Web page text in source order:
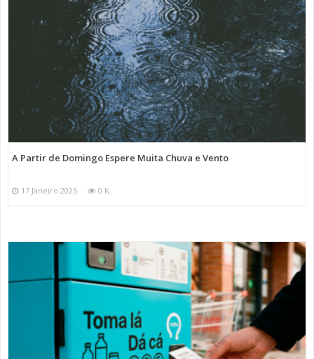
A Partir de Domingo Espere Muita Chuva e Vento
17 Janeiro 2025 0 K